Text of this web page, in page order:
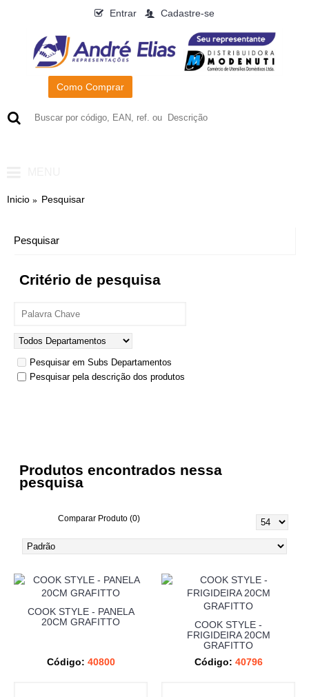
Entrar Cadastre-se
Como Comprar
Inicio Pesquisar
Pesquisar
Critério de pesquisa
Pesquisar em Subs Departamentos
Pesquisar pela descrição dos produtos
Produtos encontrados nessa
pesquisa
Comparar Produto (0)
COOK STYLE - PANELA
20CM GRAFITTO
Código: 40800
COOK STYLE -
FRIGIDEIRA 20CM
GRAFITTO
Código: 40796